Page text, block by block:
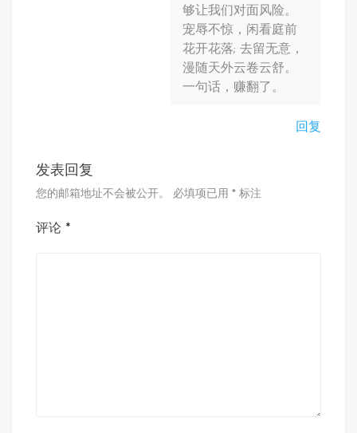
够让我们对面风险。
宠辱不惊，闲看庭前
花开花落; 去留无意，
漫随天外云卷云舒。
一句话，赚翻了。
回复
发表回复
您的邮箱地址不会被公开。 必填项已用 * 标注
评论 *